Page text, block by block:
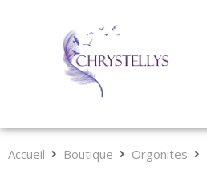
Accueil Boutique Orgonites